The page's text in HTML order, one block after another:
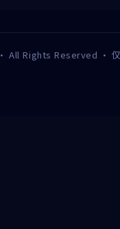
· All Rights Reserved ·